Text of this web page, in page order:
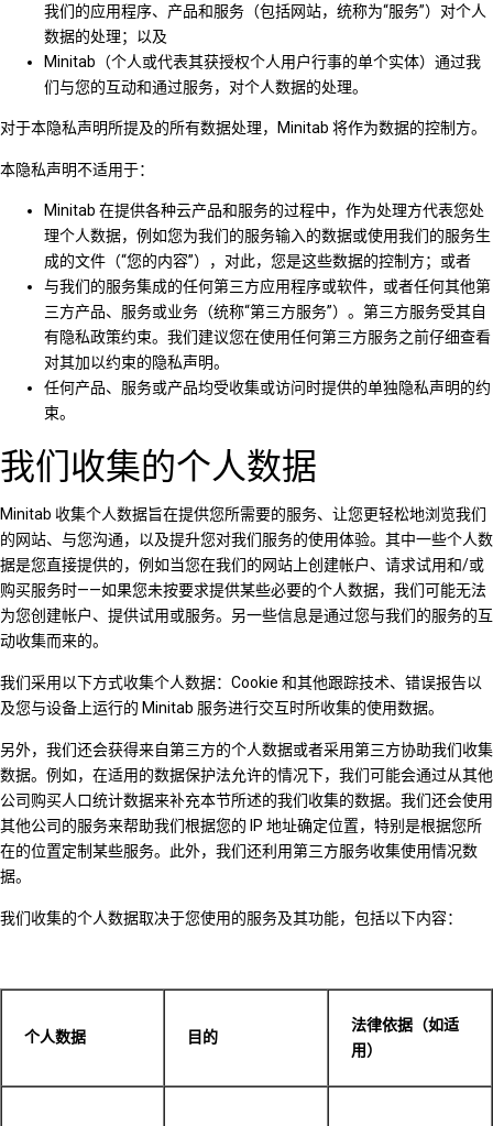
我们的应用程序、产品和服务（包括网站，统称为“服务”）对个人
数据的处理；以及
Minitab（个人或代表其获授权个人用户行事的单个实体）通过我
们与您的互动和通过服务，对个人数据的处理。
对于本隐私声明所提及的所有数据处理，Minitab 将作为数据的控制方。
本隐私声明不适用于：
Minitab 在提供各种云产品和服务的过程中，作为处理方代表您处
理个人数据，例如您为我们的服务输入的数据或使用我们的服务生
成的文件（“您的内容”），对此，您是这些数据的控制方；或者
与我们的服务集成的任何第三方应用程序或软件，或者任何其他第
三方产品、服务或业务（统称“第三方服务”）。第三方服务受其自
有隐私政策约束。我们建议您在使用任何第三方服务之前仔细查看
对其加以约束的隐私声明。
任何产品、服务或产品均受收集或访问时提供的单独隐私声明的约
束。
我们收集的个人数据
Minitab 收集个人数据旨在提供您所需要的服务、让您更轻松地浏览我们
的网站、与您沟通，以及提升您对我们服务的使用体验。其中一些个人数
据是您直接提供的，例如当您在我们的网站上创建帐户、请求试用和/或
购买服务时——如果您未按要求提供某些必要的个人数据，我们可能无法
为您创建帐户、提供试用或服务。另一些信息是通过您与我们的服务的互
动收集而来的。
我们采用以下方式收集个人数据：Cookie 和其他跟踪技术、错误报告以
及您与设备上运行的 Minitab 服务进行交互时所收集的使用数据。
另外，我们还会获得来自第三方的个人数据或者采用第三方协助我们收集
数据。例如，在适用的数据保护法允许的情况下，我们可能会通过从其他
公司购买人口统计数据来补充本节所述的我们收集的数据。我们还会使用
其他公司的服务来帮助我们根据您的 IP 地址确定位置，特别是根据您所
在的位置定制某些服务。此外，我们还利用第三方服务收集使用情况数
据。
我们收集的个人数据取决于您使用的服务及其功能，包括以下内容：
个人数据 目的
法律依据（如适
用）